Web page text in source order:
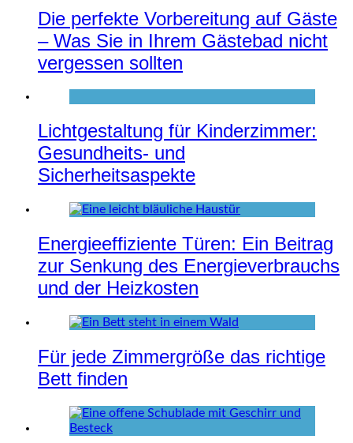
Die perfekte Vorbereitung auf Gäste
– Was Sie in Ihrem Gästebad nicht
vergessen sollten
Lichtgestaltung für Kinderzimmer:
Gesundheits- und
Sicherheitsaspekte
Energieeffiziente Türen: Ein Beitrag
zur Senkung des Energieverbrauchs
und der Heizkosten
Für jede Zimmergröße das richtige
Bett finden